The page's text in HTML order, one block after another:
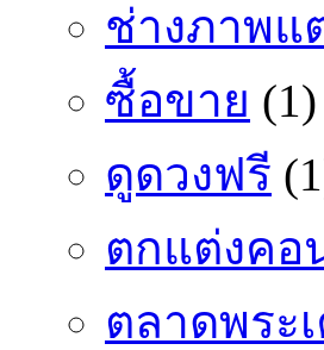
ช่างภาพแ
ซื้อขาย (1)
ดูดวงฟรี
ตกแต่งคอ
ตลาดพระ